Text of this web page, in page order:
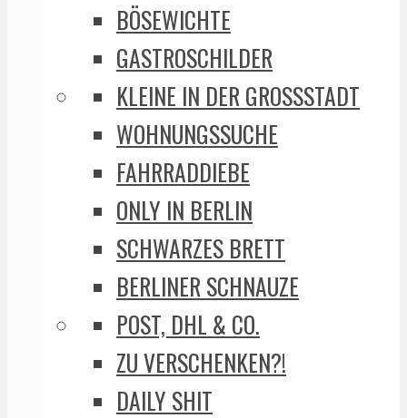
BÖSEWICHTE
GASTROSCHILDER
KLEINE IN DER GROSSSTADT
WOHNUNGSSUCHE
FAHRRADDIEBE
ONLY IN BERLIN
SCHWARZES BRETT
BERLINER SCHNAUZE
POST, DHL & CO.
ZU VERSCHENKEN?!
DAILY SHIT